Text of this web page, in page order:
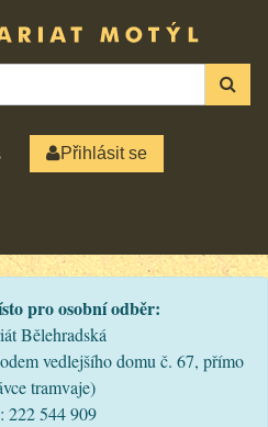
Přihlásit se
pro osobní odběr:
Bělehradská
vedlejšího domu č. 67, přímo
tramvaje)
222 544 909